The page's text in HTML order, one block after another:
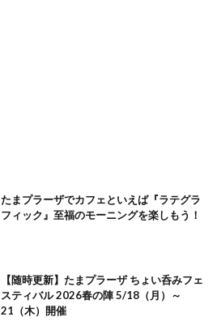
たまプラーザでカフェといえば『ラテグラ
フィック』至福のモーニングを楽しもう！
【随時更新】たまプラーザ ちょい呑みフェ
スティバル 2026春の陣 5/18（月）～
21（木）開催